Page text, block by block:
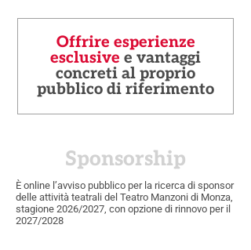
Offrire esperienze
esclusive e vantaggi
concreti al proprio
pubblico di riferimento
Sponsorship
È online l’avviso pubblico per la ricerca di sponsor
delle attività teatrali del Teatro Manzoni di Monza,
stagione 2026/2027, con opzione di rinnovo per il
2027/2028